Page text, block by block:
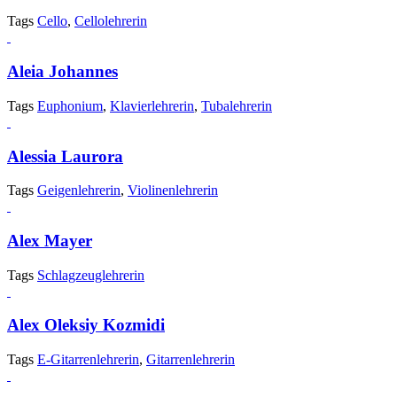
Tags Cello, Cellolehrerin
Aleia Johannes
Tags Euphonium, Klavierlehrerin, Tubalehrerin
Alessia Laurora
Tags Geigenlehrerin, Violinenlehrerin
Alex Mayer
Tags Schlagzeuglehrerin
Alex Oleksiy Kozmidi
Tags E-Gitarrenlehrerin, Gitarrenlehrerin